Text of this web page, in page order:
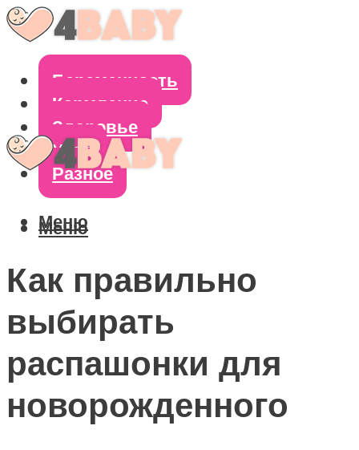
Беременность
Кормление
Здоровье
Уход
Разное
Меню
Меню
Как правильно
выбирать
распашонки для
новорожденного